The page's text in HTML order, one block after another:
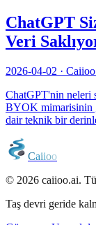
ChatGPT
Veri
2026-04-02 ·
ChatGPT'nin neleri
BYOK mimarisinin
dair teknik bir
Caiioo
© 2026 caiioo.ai.
Taş devri geride